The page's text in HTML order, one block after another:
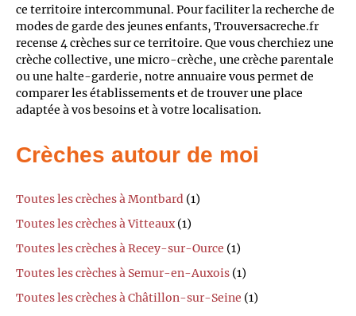
ce territoire intercommunal. Pour faciliter la recherche de
modes de garde des jeunes enfants, Trouversacreche.fr
recense 4 crèches sur ce territoire. Que vous cherchiez une
crèche collective, une micro-crèche, une crèche parentale
ou une halte-garderie, notre annuaire vous permet de
comparer les établissements et de trouver une place
adaptée à vos besoins et à votre localisation.
Crèches autour de moi
Toutes les crèches à Montbard (1)
Toutes les crèches à Vitteaux(1)
Toutes les crèches à Recey-sur-Ource (1)
Toutes les crèches à Semur-en-Auxois (1)
Toutes les crèches à Châtillon-sur-Seine (1)